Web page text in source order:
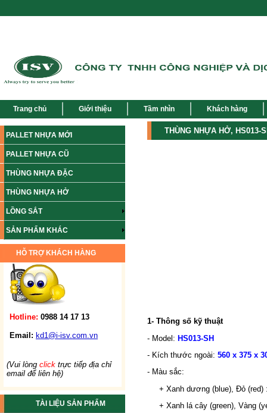
Trang chủ Giới thiệu Tầm nhìn Khách hàng
PALLET NHỰA MỚI
PALLET NHỰA CŨ
THÙNG NHỰA ĐẶC
THÙNG NHỰA HỞ
LỒNG SẮT
SẢN PHẨM KHÁC
HỖ TRỢ KHÁCH HÀNG
Hotline: 0988 14 17 13
Email: kd1@i-isv.com.vn
(Vui lòng click trực tiếp địa chỉ
email để liên hệ)
TÀI LIỆU SẢN PHẨM
THÙNG NHỰA HỞ, HS013-
1- Thông số kỹ thuật
- Model: HS013-SH
- Kích thước ngoài: 560 x 375 x
- Màu sắc:
+ Xanh dương (blue), Đỏ (red)
+ Xanh lá cây (green), Vàng